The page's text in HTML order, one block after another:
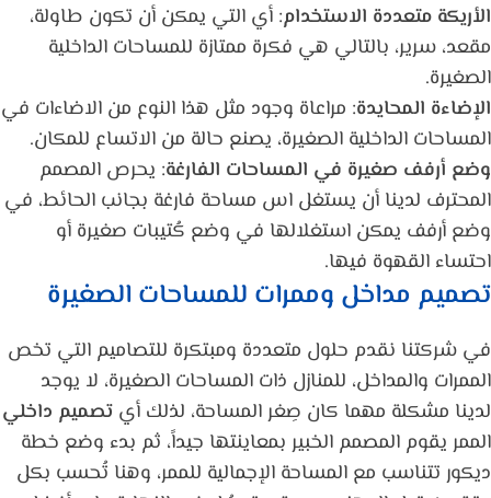
الأريكة متعددة الاستخدام: أي التي يمكن أن تكون طاولة،
مقعد، سرير، بالتالي هي فكرة ممتازة للمساحات الداخلية
الصغيرة.
الإضاءة المحايدة: مراعاة وجود مثل هذا النوع من الاضاءات في
المساحات الداخلية الصغيرة، يصنع حالة من الاتساع للمكان.
وضع أرفف صغيرة في المساحات الفارغة: يحرص المصمم
المحترف لدينا أن يستغل اس مساحة فارغة بجانب الحائط، في
وضع أرفف يمكن استغلالها في وضع كُتيبات صغيرة أو
احتساء القهوة فيها.
تصميم مداخل وممرات للمساحات الصغيرة
في شركتنا نقدم حلول متعددة ومبتكرة للتصاميم التي تخص
الممرات والمداخل، للمنازل ذات المساحات الصغيرة، لا يوجد
لدينا مشكلة مهما كان صِغر المساحة، لذلك أي تصميم داخلي
الممر يقوم المصمم الخبير بمعاينتها جيداً، ثم بدء وضع خطة
ديكور تتناسب مع المساحة الإجمالية للممر، وهنا تُحسب بكل